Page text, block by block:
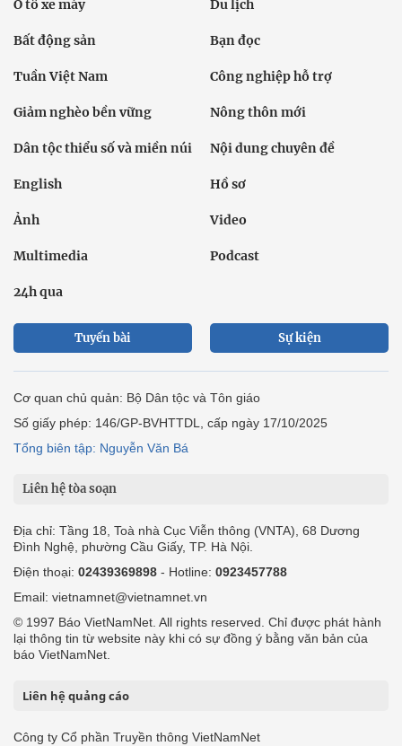
Ô tô xe máy Du lịch
Bất động sản Bạn đọc
Tuần Việt Nam Công nghiệp hỗ trợ
Giảm nghèo bền vững Nông thôn mới
Dân tộc thiểu số và miền núi Nội dung chuyên đề
English Hồ sơ
Ảnh Video
Multimedia Podcast
24h qua
Tuyến bài Sự kiện
Cơ quan chủ quản: Bộ Dân tộc và Tôn giáo
Số giấy phép: 146/GP-BVHTTDL, cấp ngày 17/10/2025
Tổng biên tập: Nguyễn Văn Bá
Liên hệ tòa soạn
Địa chỉ: Tầng 18, Toà nhà Cục Viễn thông (VNTA), 68 Dương
Đình Nghệ, phường Cầu Giấy, TP. Hà Nội.
Điện thoại: 02439369898 - Hotline: 0923457788
Email: vietnamnet@vietnamnet.vn
© 1997 Báo VietNamNet. All rights reserved. Chỉ được phát hành
lại thông tin từ website này khi có sự đồng ý bằng văn bản của
báo VietNamNet.
Liên hệ quảng cáo
Công ty Cổ phần Truyền thông VietNamNet